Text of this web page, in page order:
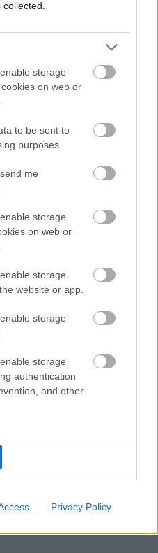
storage
on web or
to be sent to
purposes.
me
storage
on web or
storage
website or app.
storage
storage
authentication
and other
Privacy Policy
Mert ezt minden
nem oda Buda!
erről?
fényszórós
Sok, túl sok. Hogy
nal felszerelt
vált- nem
ne is említsem.
vezetek haza
ha valaki ésszel
égeti szénné a
100 wattos
ennyi az egész. És
autóm maroknyi
papírtörölközővel.